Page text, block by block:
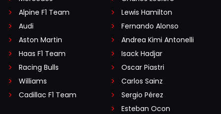
Alpine F1 Team
Audi
Aston Martin
Haas F1 Team
Racing Bulls
Williams
Cadillac F1 Team
Lewis Hamilton
Fernando Alonso
Andrea Kimi Antonelli
Isack Hadjar
Oscar Piastri
Carlos Sainz
Sergio Pérez
Esteban Ocon